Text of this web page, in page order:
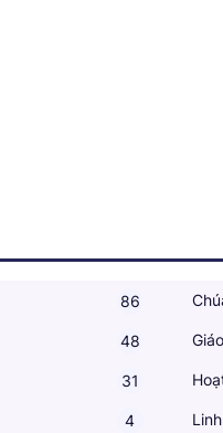
86
48
31
4